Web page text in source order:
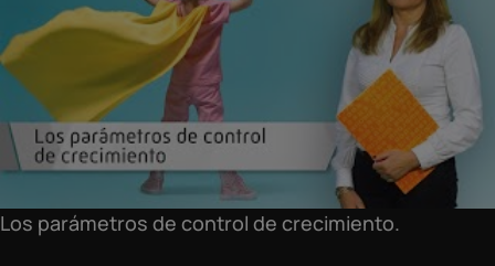
Los parámetros de control de crecimiento.